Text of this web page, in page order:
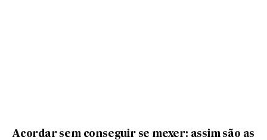
Acordar sem conseguir se mexer: assim são as